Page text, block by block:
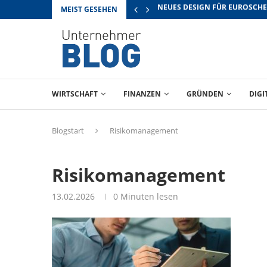
MEIST GESEHEN RICHTIG VERHANDELN: TIPPS
WIRTSCHAFT FINANZEN GRÜNDEN
Blogstart Risikomanagement
Risikomanagement
13.02.2026 0 Minuten lesen